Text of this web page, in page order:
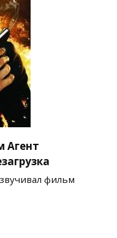
Агент
фильм